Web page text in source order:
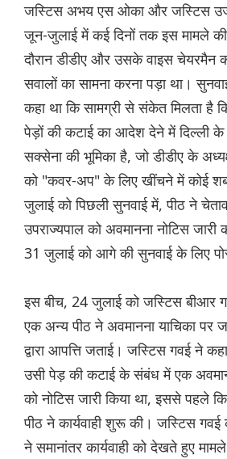
जस्टिस अभय एस ओका और जस्टिस
जून-जुलाई में कई दिनों तक इस मामले
दौरान डीडीए और उसके वाइस
सवालों का सामना करना पड़ा था।
कहा था कि सामग्री से संकेत मिलता है
पेड़ों की कटाई का आदेश देने में दिल्ली के
सक्सेना की भूमिका है, जो डीडीए के
को "कवर-अप" के लिए खींचने में कोई
जुलाई को पिछली सुनवाई में, पीठ ने
उपराज्यपाल को अवमानना नोटिस
31 जुलाई को आगे की सुनवाई के लिए
इस बीच, 24 जुलाई को जस्टिस बीआर
एक अन्य पीठ ने अवमानना याचिका पर
द्वारा आपत्ति जताई। जस्टिस गवई ने
उसी पेड़ की कटाई के संबंध में एक
को नोटिस जारी किया था, इससे पहले
पीठ ने कार्यवाही शुरू की। जस्टिस गवई
ने समानांतर कार्यवाही को देखते हुए